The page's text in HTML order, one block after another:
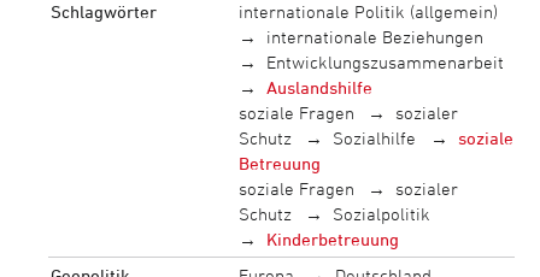
Schlagwörter
internationale Politik (allgemein)
internationale Beziehungen
Entwicklungszusammenarbeit
Auslandshilfe
soziale Fragen
sozialer
Schutz
Sozialhilfe
soziale
Betreuung
soziale Fragen
sozialer
Schutz
Sozialpolitik
Kinderbetreuung